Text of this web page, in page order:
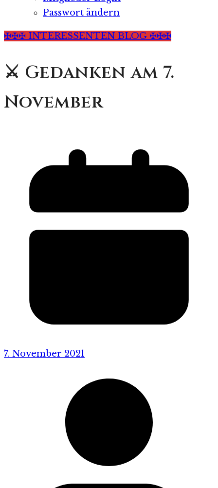
Passwort ändern
✠✠✠ INTERESSENTEN BLOG ✠✠✠
⚔️ Gedanken am 7.
November
7. November 2021